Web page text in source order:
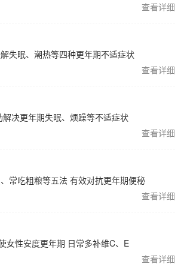
查看详细
失眠、潮热等四种更年期不适症状
查看详细
决更年期失眠、烦躁等不适症状
查看详细
常吃粗粮等五法 有效对抗更年期便秘
查看详细
女性安度更年期 日常多补维C、E
查看详细